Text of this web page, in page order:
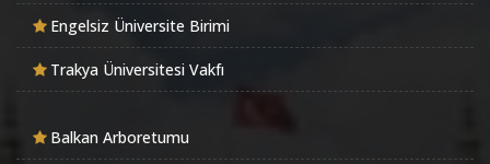
Engelsiz Üniversite Birimi
Trakya Üniversitesi Vakfı
Balkan Arboretumu